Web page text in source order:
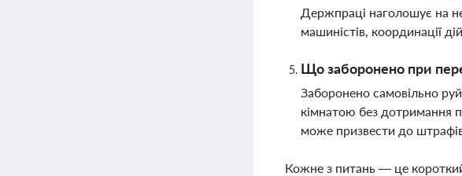
Держпраці наголошує на
машиністів, координації
Що заборонено при
Заборонено самовільно
кімнатою без дотримання
може призвести до
Кожне з питань — це